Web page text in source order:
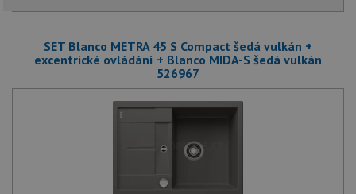
SET Blanco METRA 45 S Compact šedá vulkán +
excentrické ovládání + Blanco MIDA-S šedá vulkán
526967